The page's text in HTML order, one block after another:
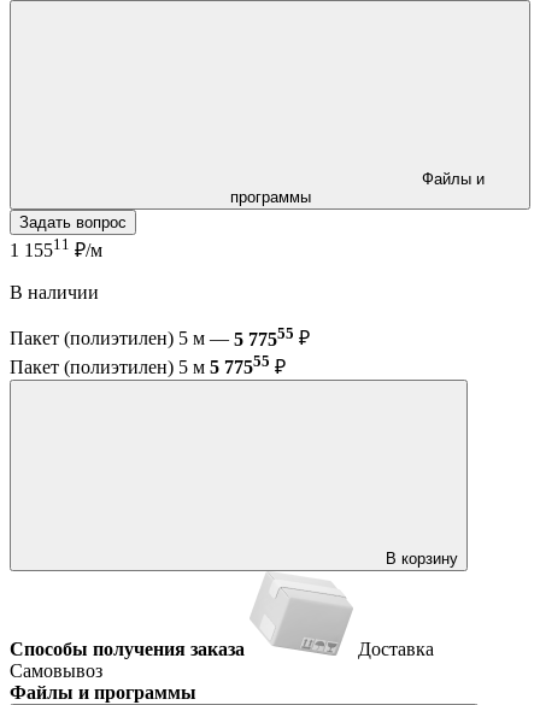
программы
Задать вопрос
1 15511 ₽/м
В наличии
Пакет (полиэтилен) 5 м — 5 77555 ₽
Пакет (полиэтилен) 5 м 5 77555 ₽
В корзину
Способы получения заказа
Доставка
Самовывоз
Файлы и программы